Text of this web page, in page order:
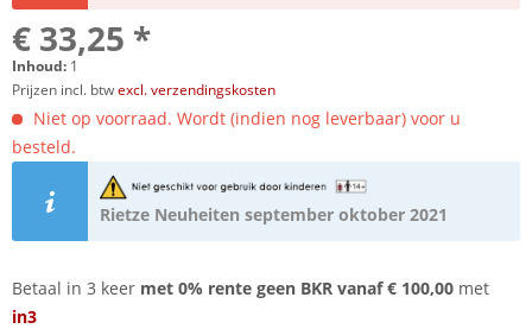
€ 33,25 *
Inhoud: 1
Prijzen incl. btwexcl. verzendingskosten
Niet op voorraad. Wordt (indien nog leverbaar) voor u
besteld.
Rietze Neuheiten september oktober 2021
Betaal in 3 keer met 0% rente geen BKR vanaf € 100,00 met
in3